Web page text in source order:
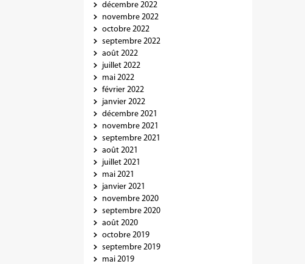
décembre 2022
novembre 2022
octobre 2022
septembre 2022
août 2022
juillet 2022
mai 2022
février 2022
janvier 2022
décembre 2021
novembre 2021
septembre 2021
août 2021
juillet 2021
mai 2021
janvier 2021
novembre 2020
septembre 2020
août 2020
octobre 2019
septembre 2019
mai 2019